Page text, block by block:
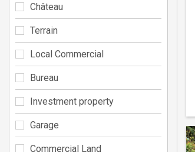
Château
Terrain
Local Commercial
Bureau
Investment property
Garage
Commercial Land